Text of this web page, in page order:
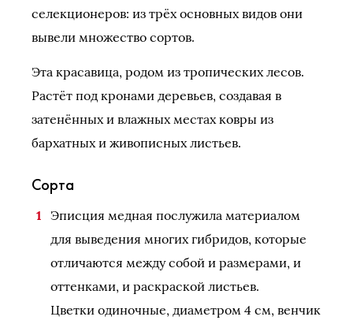
селекционеров: из трёх основных видов они
вывели множество сортов.
Эта красавица, родом из тропических лесов.
Растёт под кронами деревьев, создавая в
затенённых и влажных местах ковры из
бархатных и живописных листьев.
Сорта
Эписция медная послужила материалом
для выведения многих гибридов, которые
отличаются между собой и размерами, и
оттенками, и раскраской листьев.
Цветки одиночные, диаметром 4 см, венчик